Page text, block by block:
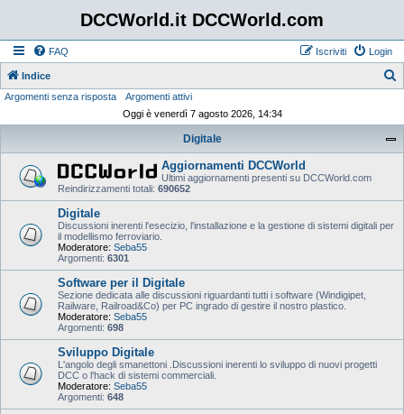
DCCWorld.it DCCWorld.com
FAQ Login
Iscriviti
Indice
Argomenti senza risposta
Argomenti attivi
Oggi è venerdì 7 agosto 2026, 14:34
Digitale
Aggiornamenti DCCWorld
Ultimi aggiornamenti presenti su DCCWorld.com
Reindirizzamenti totali: 690652
Digitale
Discussioni inerenti l'esecizio, l'installazione e la gestione di sistemi digitali per
il modellismo ferroviario.
Moderatore: Seba55
Argomenti: 6301
Software per il Digitale
Sezione dedicata alle discussioni riguardanti tutti i software (Windigipet,
Railware, Railroad&Co) per PC ingrado di gestire il nostro plastico.
Moderatore: Seba55
Argomenti: 698
Sviluppo Digitale
L'angolo degli smanettoni .Discussioni inerenti lo sviluppo di nuovi progetti
DCC o l'hack di sistemi commerciali.
Moderatore: Seba55
Argomenti: 648